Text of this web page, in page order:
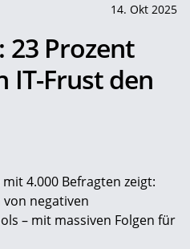
14. Okt 2025
23 Prozent
IT-Frust den
4.000 Befragten zeigt:
negativen
– mit massiven Folgen für